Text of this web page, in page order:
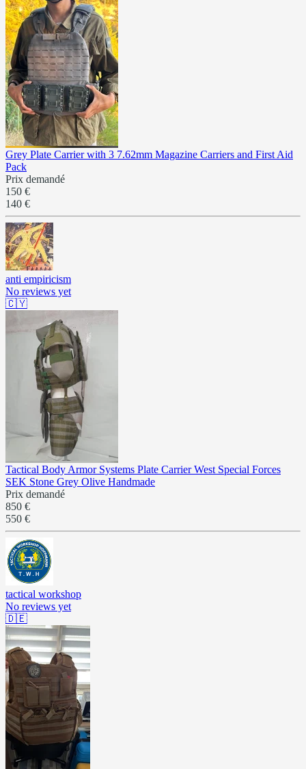
Grey Plate Carrier with 3 7.62mm Magazine Carriers and First Aid
Pack
Prix demandé
150 €
140 €
anti empiricism
No reviews yet
🇨🇾
Tactical Body Armor Systems Plate Carrier West Special Forces
SEK Stone Grey Olive Handmade
Prix demandé
850 €
550 €
tactical workshop
No reviews yet
🇩🇪